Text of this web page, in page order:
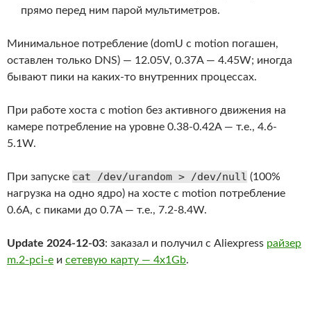
прямо перед ним парой мультиметров.
Минимальное потребление (domU с motion погашен,
оставлен только DNS) — 12.05V, 0.37A — 4.45W; иногда
бывают пики на каких-то внутренних процессах.
При работе хоста с motion без активного движения на
камере потребление на уровне 0.38-0.42A — т.е., 4.6-
5.1W.
При запуске cat /dev/urandom > /dev/null (100%
нагрузка на одно ядро) на хосте с motion потребление
0.6A, с пиками до 0.7A — т.е., 7.2-8.4W.
Update 2024-12-03: заказал и получил с Aliexpress райзер
m.2-pci-e и сетевую карту — 4x1Gb.